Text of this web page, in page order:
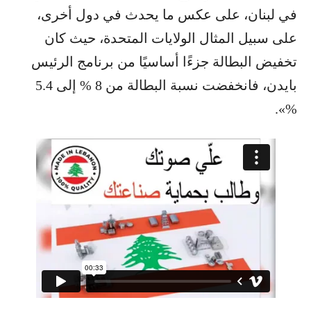
في لبنان، على عكس ما يحدث في دول أخرى،
على سبيل المثال الولايات المتحدة، حيث كان
تخفيض البطالة جزءًا أساسيًا من برنامج الرئيس
بايدن، فانخفضت نسبة البطالة من 8 % إلى 5.4
%».